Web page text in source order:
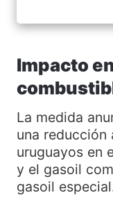
Impacto
La medida
una reducción
uruguayos en
y el gasoil
gasoil